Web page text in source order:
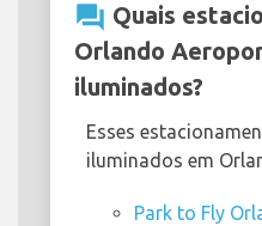
question_answer Quais
Orlando
iluminados?
Esses
iluminados em
Park to Fly